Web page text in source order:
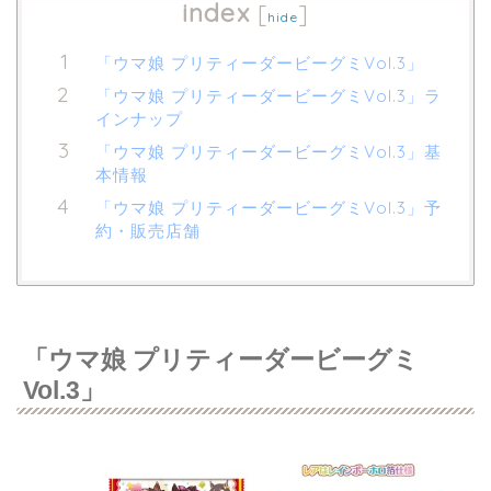
index [hide]
「ウマ娘 プリティーダービーグミVol.3」
「ウマ娘 プリティーダービーグミVol.3」ラ
インナップ
「ウマ娘 プリティーダービーグミVol.3」基
本情報
「ウマ娘 プリティーダービーグミVol.3」予
約・販売店舗
「ウマ娘 プリティーダービーグミ
Vol.3」